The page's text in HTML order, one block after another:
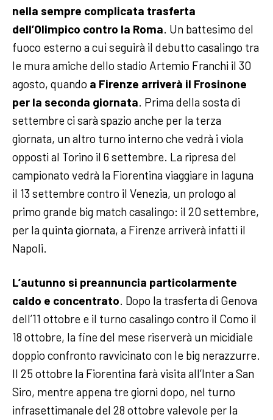
nella sempre complicata trasferta
dell’Olimpico contro la Roma. Un battesimo del
fuoco esterno a cui seguirà il debutto casalingo tra
le mura amiche dello stadio Artemio Franchi il 30
agosto, quando a Firenze arriverà il Frosinone
per la seconda giornata. Prima della sosta di
settembre ci sarà spazio anche per la terza
giornata, un altro turno interno che vedrà i viola
opposti al Torino il 6 settembre. La ripresa del
campionato vedrà la Fiorentina viaggiare in laguna
il 13 settembre contro il Venezia, un prologo al
primo grande big match casalingo: il 20 settembre,
per la quinta giornata, a Firenze arriverà infatti il
Napoli.
L’autunno si preannuncia particolarmente
caldo e concentrato. Dopo la trasferta di Genova
dell’11 ottobre e il turno casalingo contro il Como il
18 ottobre, la fine del mese riserverà un micidiale
doppio confronto ravvicinato con le big nerazzurre.
Il 25 ottobre la Fiorentina farà visita all’Inter a San
Siro, mentre appena tre giorni dopo, nel turno
infrasettimanale del 28 ottobre valevole per la